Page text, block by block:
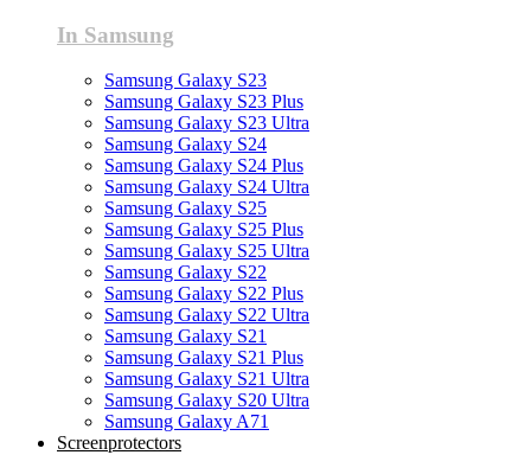
In Samsung
Samsung Galaxy S23
Samsung Galaxy S23 Plus
Samsung Galaxy S23 Ultra
Samsung Galaxy S24
Samsung Galaxy S24 Plus
Samsung Galaxy S24 Ultra
Samsung Galaxy S25
Samsung Galaxy S25 Plus
Samsung Galaxy S25 Ultra
Samsung Galaxy S22
Samsung Galaxy S22 Plus
Samsung Galaxy S22 Ultra
Samsung Galaxy S21
Samsung Galaxy S21 Plus
Samsung Galaxy S21 Ultra
Samsung Galaxy S20 Ultra
Samsung Galaxy A71
Screenprotectors